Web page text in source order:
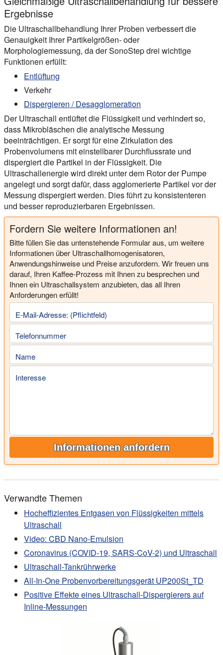
Ergebnisse
Die Ultraschallbehandlung Ihrer Proben verbessert die
Genauigkeit Ihrer Partikelgrößen- oder
Morphologiemessung, da der SonoStep drei wichtige
Funktionen erfüllt:
Entlüftung
Verkehr
Dispergieren / Desagglomeration
Der Ultraschall entlüftet die Flüssigkeit und verhindert so,
dass Mikrobläschen die analytische Messung
beeinträchtigen. Er sorgt für eine Zirkulation des
Probenvolumens mit einstellbarer Durchflussrate und
dispergiert die Partikel in der Flüssigkeit. Die
Ultraschallenergie wird direkt unter dem Rotor der Pumpe
angelegt und sorgt dafür, dass agglomerierte Partikel vor der
Messung dispergiert werden. Dies führt zu konsistenteren
und besser reproduzierbaren Ergebnissen.
Fordern Sie weitere Informationen an!
Bitte füllen Sie das untenstehende Formular aus, um weitere
Informationen über Ultraschallhomogenisatoren,
Anwendungshinweise und Preise anzufordern. Wir freuen uns
darauf, Ihren Kaffee-Prozess mit Ihnen zu besprechen und
Ihnen ein Ultraschallsystem anzubieten, das all Ihren
Anforderungen erfüllt!
E-Mail-Adresse: (Pflichtfeld)
Telefonnummer
Name
Interesse
Informationen anfordern
Verwandte Themen
Hocheffizientes Entgasen von Flüssigkeiten mittels
Ultraschall
Video: CBD Nano-Emulsion
Coronavirus (COVID-19, SARS-CoV-2) und Ultraschall
Ultraschall-Tankrührwerke
All-In-One Probenvorbereitungsgerät UP200St_TD
Positive Effekte eines Ultraschall-Dispergierers auf
Inline-Messungen